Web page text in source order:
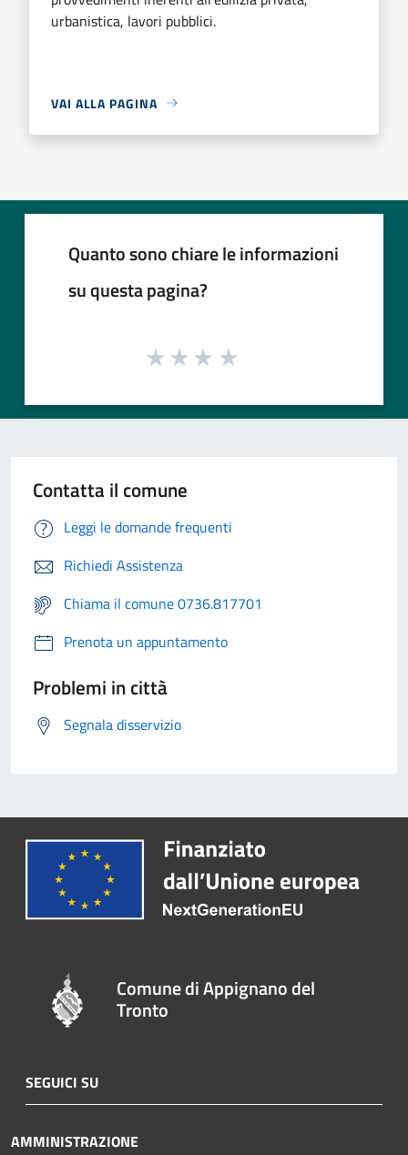
urbanistica, lavori pubblici.
VAI ALLA PAGINA
Quanto sono chiare le informazioni
su questa pagina?
Contatta il comune
Leggi le domande frequenti
Richiedi Assistenza
Chiama il comune 0736.817701
Prenota un appuntamento
Problemi in città
Segnala disservizio
Comune di Appignano del
Tronto
SEGUICI SU
AMMINISTRAZIONE